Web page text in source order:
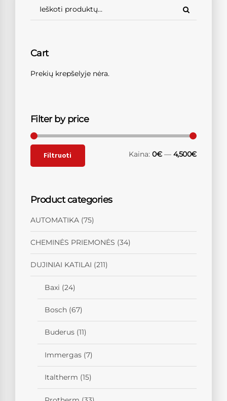
Cart
Prekių krepšelyje nėra.
Filter by price
Filtruoti Kaina:0€— 4,500€
Product categories
AUTOMATIKA (75)
CHEMINĖS PRIEMONĖS (34)
DUJINIAI KATILAI (211)
Baxi (24)
Bosch (67)
Buderus (11)
Immergas (7)
Italtherm (15)